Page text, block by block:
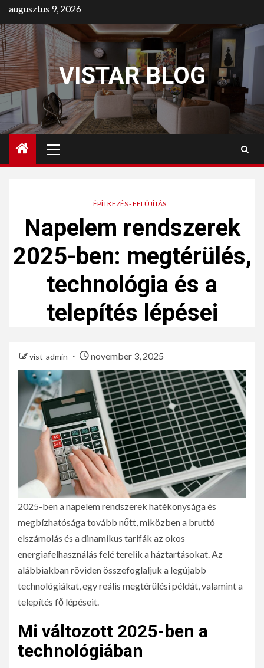
augusztus 9, 2026
VISTAR BLOG
ÉPÍTKEZÉS - FELÚJÍTÁS
Napelem rendszerek
2025-ben: megtérülés,
technológia és a
telepítés lépései
vist-admin november 3, 2025
2025-ben a napelem rendszerek hatékonysága és
megbízhatósága tovább nőtt, miközben a bruttó
elszámolás és a dinamikus tarifák az okos
energiafelhasználás felé terelik a háztartásokat. Az
alábbiakban röviden összefoglaljuk a legújabb
technológiákat, egy reális megtérülési példát, valamint a
telepítés fő lépéseit.
Mi változott 2025-ben a
technológiában